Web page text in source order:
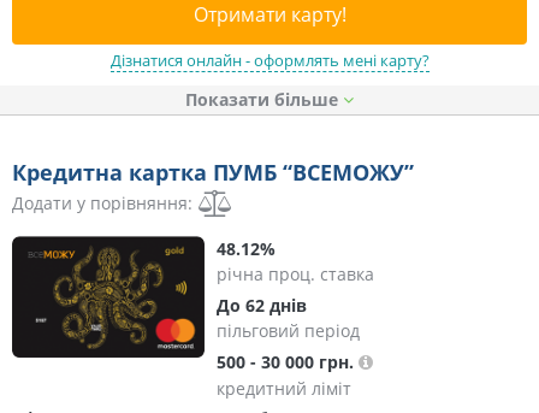
Отримати карту!
Дізнатися онлайн - оформлять мені карту?
Показати
Кредитна картка ПУМБ “ВСЕМОЖУ”
Додати у порівняння:
48.12%
річна проц. ставка
До 62 днів
пільговий період
500 - 30 000 грн.
кредитний ліміт